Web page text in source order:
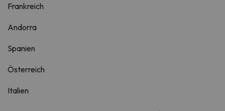
Frankreich
Andorra
Spanien
Österreich
Italien